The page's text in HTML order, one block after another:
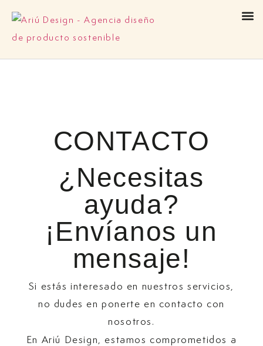
CONTACTO
¿Necesitas
ayuda?
¡Envíanos un
mensaje!
Si estás interesado en nuestros servicios,
no dudes en ponerte en contacto con
nosotros.
En Ariú Design, estamos comprometidos a